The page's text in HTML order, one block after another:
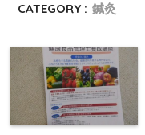
CATEGORY : 鍼灸